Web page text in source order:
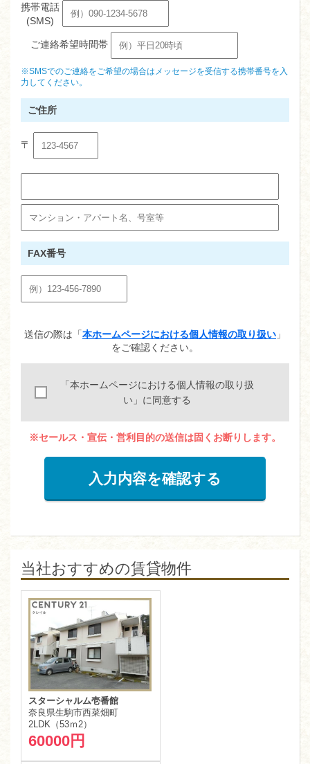
携帯電話
(SMS)
ご連絡希望時間帯
※SMSでのご連絡をご希望の場合はメッセージを受信する携帯番号を入
力してください。
ご住所
〒
FAX番号
送信の際は「 本ホームページにおける個人情報の取り扱い 」
をご確認ください。
「本ホームページにおける個人情報の取り扱
い」に同意する
※セールス・宣伝・営利目的の送信は固くお断りします。
入力内容を確認する
当社おすすめの賃貸物件
スターシャルム壱番館
奈良県生駒市西菜畑町
2LDK（53ｍ 2）
60000円